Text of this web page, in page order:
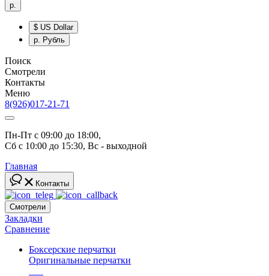
р.
$ US Dollar
р. Рубль
Поиск
Смотрели
Контакты
Меню
8(926)017-21-71
Пн-Пт с 09:00 до 18:00,
Сб с 10:00 до 15:30, Вс - выходной
Главная
Контакты
Смотрели
Закладки
Сравнение
Боксерские перчатки
Оригинальные перчатки